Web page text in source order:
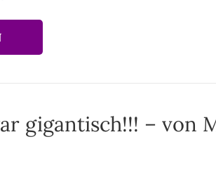
gigantisch!!! – von